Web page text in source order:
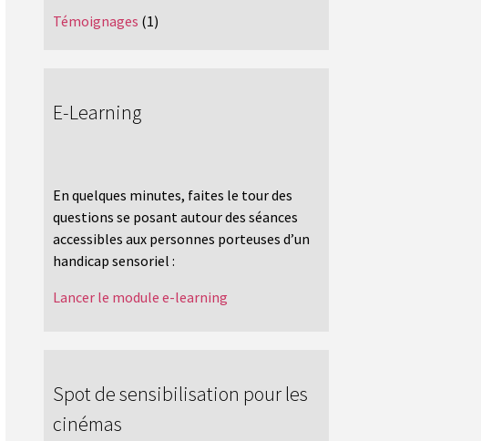
Témoignages (1)
E-Learning
En quelques minutes, faites le tour des
questions se posant autour des séances
accessibles aux personnes porteuses d’un
handicap sensoriel :
Lancer le module e-learning
Spot de sensibilisation pour les
cinémas